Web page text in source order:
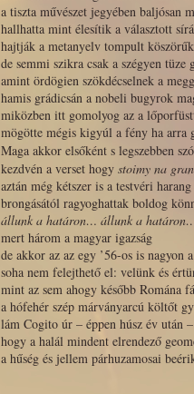
a tiszta művészet jegyében baljósan
hallhatta mint élesítik a választott
hajtják a metanyelv tompult
de semmi szikra csak a szégyen
amint ördögien szökdécselnek a
hamis grádicsán a nobeli bugyrok
miközben itt gomolyog az a
mögötte mégis kigyúl a fény ha arra
Maga akkor elsőként s legszebben
kezdvén a verset hogy stoimy na
aztán még kétszer is a testvéri harang
brongásától ragyoghattak boldog
állunk a határon… állunk a
mert három a magyar igazság
de akkor az az egy ’56-os is nagyon
soha nem felejthető el: velünk és
mint az sem ahogy később Romána
a hófehér szép márványarcú költőt
lám Cogito úr – éppen húsz év után
hogy a halál mindent elrendező
a hűség és jellem párhuzamosai